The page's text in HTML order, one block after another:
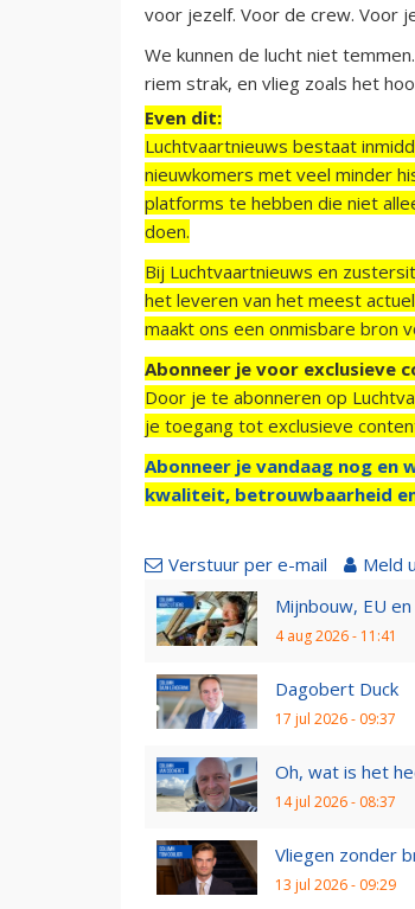
voor jezelf. Voor de crew. Voor
We kunnen de lucht niet
riem strak, en vlieg zoals het
Even dit:
Luchtvaartnieuws bestaat
nieuwkomers met veel minder
platforms te hebben die niet
doen.
Bij Luchtvaartnieuws en
het leveren van het meest
maakt ons een onmisbare bron
Abonneer je voor exclusieve
Door je te abonneren op
je toegang tot exclusieve
Abonneer je vandaag nog en
kwaliteit, betrouwbaarheid
Verstuur per e-mail Meld
Mijnbouw, EU
4 aug 2026 - 11:41
Dagobert Duck
17 jul 2026 - 09:37
Oh, wat is het
14 jul 2026 - 08:37
Vliegen zonder
13 jul 2026 - 09:29